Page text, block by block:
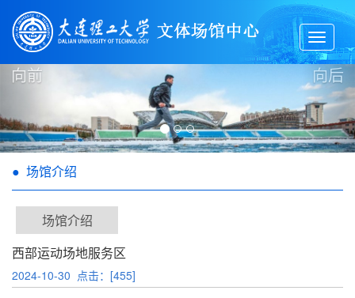
Toggle
向前 向后
● 场馆介绍
场馆介绍
西部运动场地服务区
2024-10-30 点击：[455]